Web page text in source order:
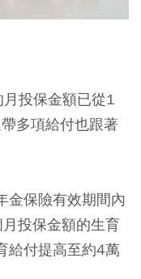
投保金額已從1
多項給付也跟著
金保險有效期間內
投保金額的生育
給付提高至約4萬